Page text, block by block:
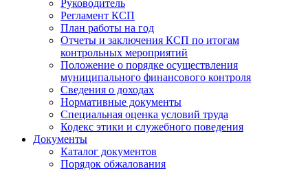
Руководитель
Регламент КСП
План работы на год
Отчеты и заключения КСП по итогам
контрольных мероприятий
Положение о порядке осуществления
муниципального финансового контроля
Сведения о доходах
Нормативные документы
Специальная оценка условий труда
Кодекс этики и служебного поведения
Документы
Каталог документов
Порядок обжалования